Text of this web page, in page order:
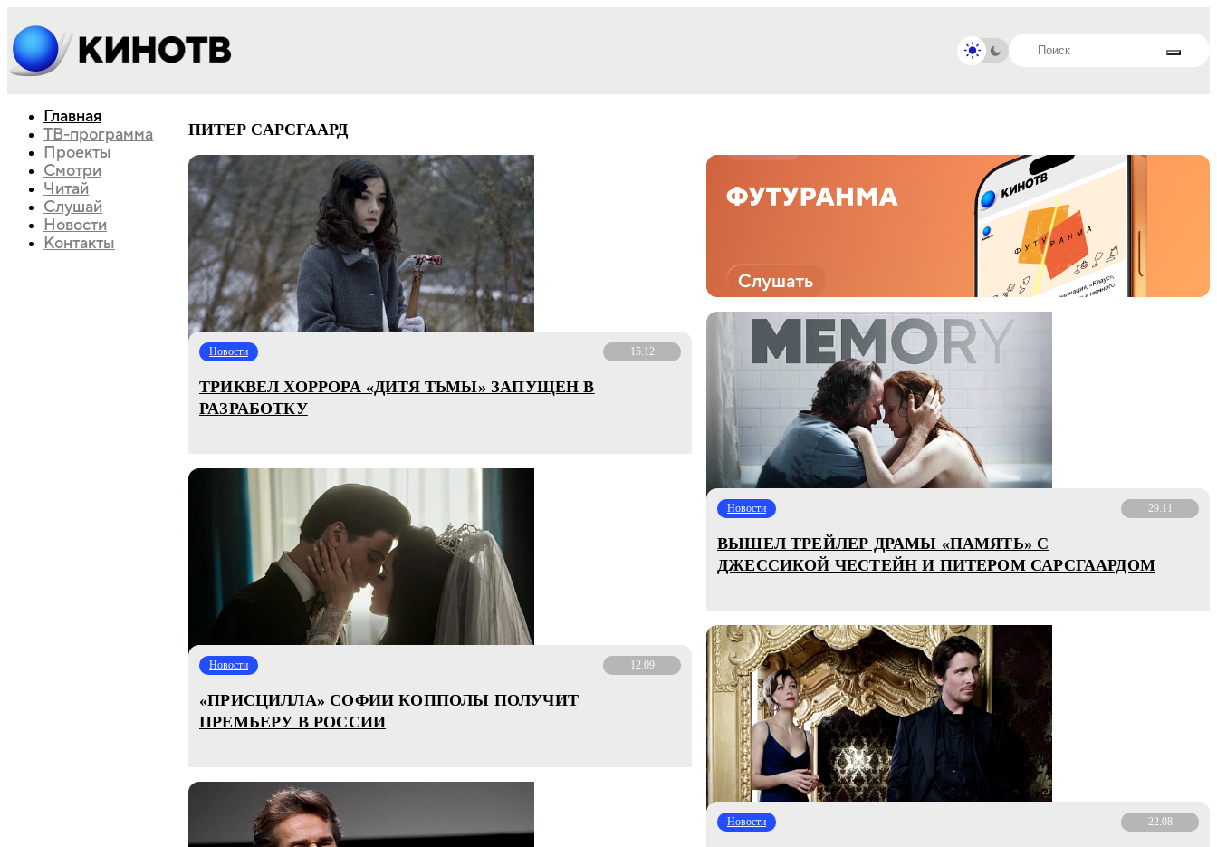
Главная
ТВ-программа
Проекты
Смотри
Читай
Слушай
Новости
Контакты
ПИТЕР САРСГААРД
Новости 15.12
ТРИКВЕЛ ХОРРОРА «ДИТЯ ТЬМЫ» ЗАПУЩЕН В
РАЗРАБОТКУ
Новости 29.11
ВЫШЕЛ ТРЕЙЛЕР ДРАМЫ «ПАМЯТЬ» С
ДЖЕССИКОЙ ЧЕСТЕЙН И ПИТЕРОМ САРСГААРДОМ
Новости 12.09
«ПРИСЦИЛЛА» СОФИИ КОППОЛЫ ПОЛУЧИТ
ПРЕМЬЕРУ В РОССИИ
Новости 22.08